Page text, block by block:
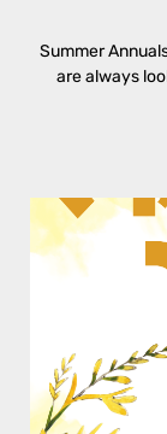
Summer
are always